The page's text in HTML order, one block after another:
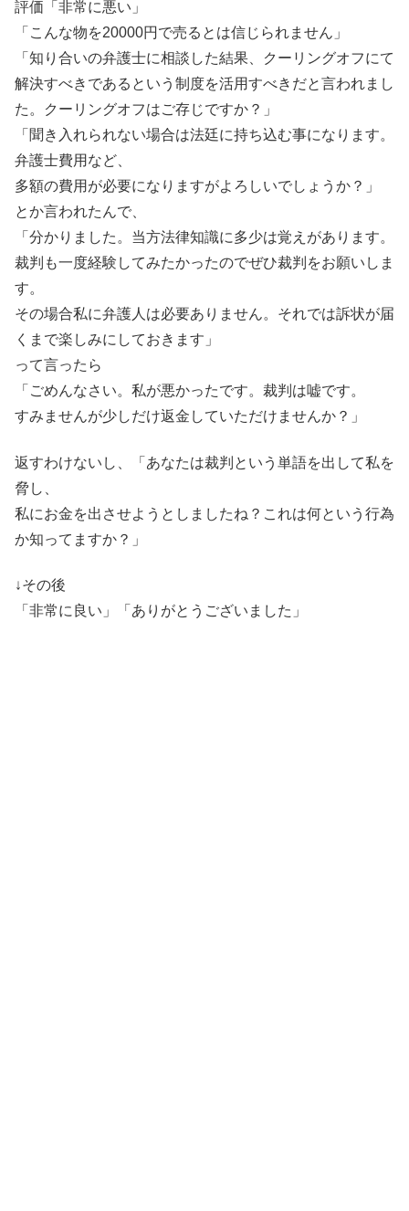
評価「非常に悪い」
「こんな物を20000円で売るとは信じられません」
「知り合いの弁護士に相談した結果、クーリングオフにて
解決すべきであるという制度を活用すべきだと言われまし
た。クーリングオフはご存じですか？」
「聞き入れられない場合は法廷に持ち込む事になります。
弁護士費用など、
多額の費用が必要になりますがよろしいでしょうか？」
とか言われたんで、
「分かりました。当方法律知識に多少は覚えがあります。
裁判も一度経験してみたかったのでぜひ裁判をお願いしま
す。
その場合私に弁護人は必要ありません。それでは訴状が届
くまで楽しみにしておきます」
って言ったら
「ごめんなさい。私が悪かったです。裁判は嘘です。
すみませんが少しだけ返金していただけませんか？」
返すわけないし、「あなたは裁判という単語を出して私を
脅し、
私にお金を出させようとしましたね？これは何という行為
か知ってますか？」
↓その後
「非常に良い」「ありがとうございました」